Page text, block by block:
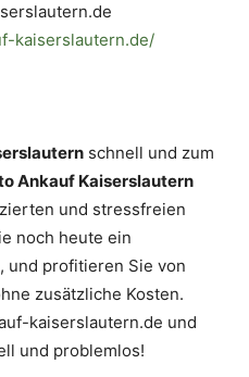
kaiserslautern.de/
schnell und zum
Ankauf Kaiserslautern
und stressfreien
noch heute ein
und profitieren Sie von
zusätzliche Kosten.
kaiserslautern.de und
und problemlos!